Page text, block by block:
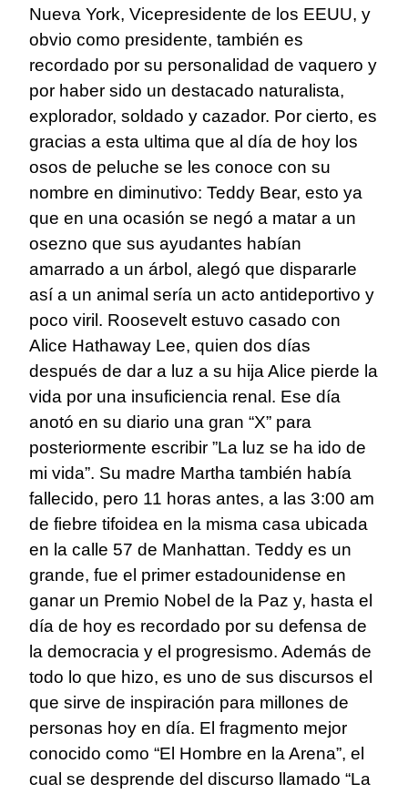
Nueva York, Vicepresidente de los EEUU, y
obvio como presidente, también es
recordado por su personalidad de vaquero y
por haber sido un destacado naturalista,
explorador, soldado y cazador. Por cierto, es
gracias a esta ultima que al día de hoy los
osos de peluche se les conoce con su
nombre en diminutivo: Teddy Bear, esto ya
que en una ocasión se negó a matar a un
osezno que sus ayudantes habían
amarrado a un árbol, alegó que dispararle
así a un animal sería un acto antideportivo y
poco viril. Roosevelt estuvo casado con
Alice Hathaway Lee, quien dos días
después de dar a luz a su hija Alice pierde la
vida por una insuficiencia renal. Ese día
anotó en su diario una gran “X” para
posteriormente escribir ”La luz se ha ido de
mi vida”. Su madre Martha también había
fallecido, pero 11 horas antes, a las 3:00 am
de fiebre tifoidea en la misma casa ubicada
en la calle 57 de Manhattan. Teddy es un
grande, fue el primer estadounidense en
ganar un Premio Nobel de la Paz y, hasta el
día de hoy es recordado por su defensa de
la democracia y el progresismo. Además de
todo lo que hizo, es uno de sus discursos el
que sirve de inspiración para millones de
personas hoy en día. El fragmento mejor
conocido como “El Hombre en la Arena”, el
cual se desprende del discurso llamado “La